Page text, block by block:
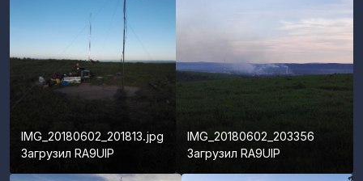
IMG_20180602_201813.jpg
ЗагрузилRA9UIP
IMG_20180602_203356
Загрузил RA9UIP